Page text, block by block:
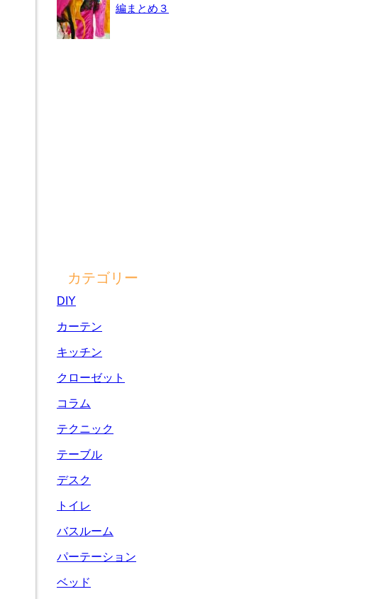
編まとめ３
カテゴリー
DIY
カーテン
キッチン
クローゼット
コラム
テクニック
テーブル
デスク
トイレ
バスルーム
パーテーション
ベッド